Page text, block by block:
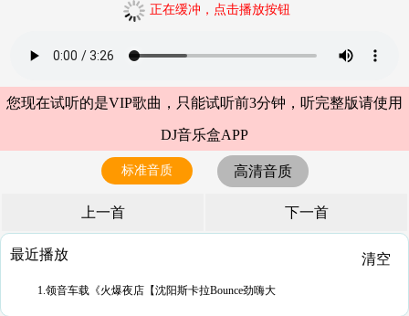
正在缓冲，点击播放按钮
您现在试听的是VIP歌曲，只能试听前3分钟，听完整版请使用
DJ音乐盒APP
标准音质 高清音质
上一首 下一首
最近播放 清空
1.领音车载《火爆夜店【沈阳斯卡拉Bounce劲嗨大